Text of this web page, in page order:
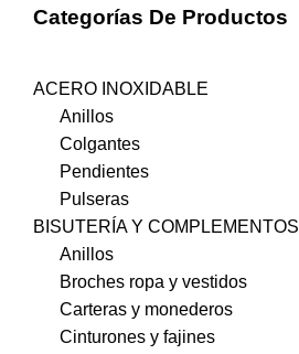
Categorías De Productos
ACERO INOXIDABLE
Anillos
Colgantes
Pendientes
Pulseras
BISUTERÍA Y COMPLEMENTOS
Anillos
Broches ropa y vestidos
Carteras y monederos
Cinturones y fajines